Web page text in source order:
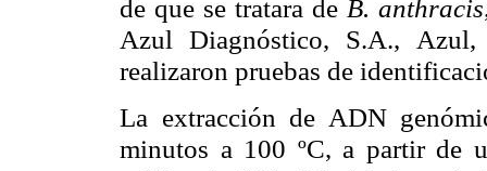
de que se tratara de B. anthracis
Azul Diagnóstico, S.A.,
realizaron pruebas de
La extracción de ADN
minutos a 100 ºC, a partir de